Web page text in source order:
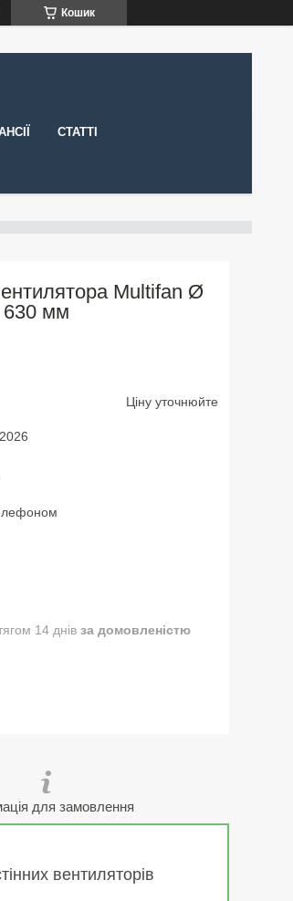
Кошик
СТАТТІ
Multifan Ø
630 мм
Ціну уточнюйте
14 днів за домовленістю
для замовлення
вентиляторів